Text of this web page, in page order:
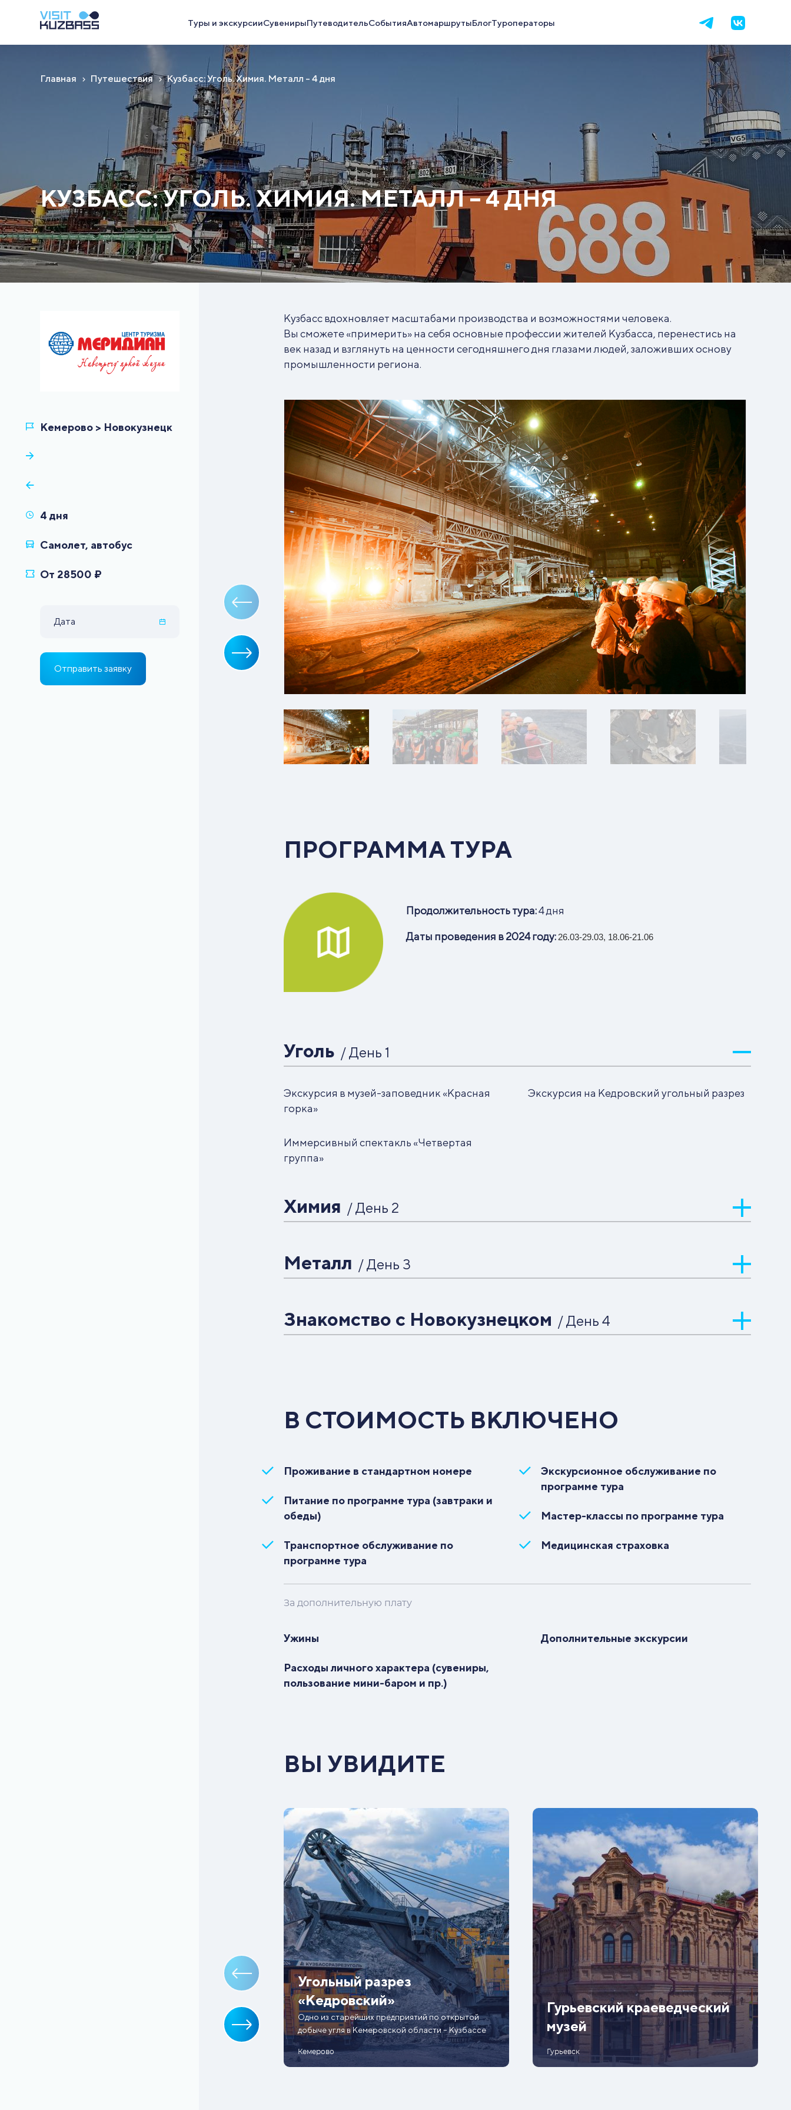
Туры и экскурсииСувенирыПутеводительСобытияАвтомаршрутыБлогТуроператоры
Главная Путешествия Кузбасс: Уголь. Химия. Металл – 4 дня
КУЗБАСС: УГОЛЬ. ХИМИЯ. МЕТАЛЛ – 4 ДНЯ
Дата
Отправить заявку
Кузбасс вдохновляет масштабами производства и возможностями человека.
Вы сможете «примерить» на себя основные профессии жителей Кузбасса, перенестись на
век назад и взглянуть на ценности сегодняшнего дня глазами людей, заложивших основу
промышленности региона.
ПРОГРАММА ТУРА
Продолжительность тура:4 дня
Даты проведения в 2024 году: 26.03-29.03, 18.06-21.06
Уголь / День 1
Экскурсия в музей-заповедник «Красная
горка»
Экскурсия на Кедровский угольный разрез
Иммерсивный спектакль «Четвертая
группа»
Химия / День 2
Металл / День 3
Знакомство с Новокузнецком / День 4
завода к городу-саду»
В СТОИМОСТЬ ВКЛЮЧЕНО
Проживание в стандартном номере
Питание по программе тура (завтраки и
обеды)
Транспортное обслуживание по
программе тура
Экскурсионное обслуживание по
программе тура
Мастер-классы по программе тура
Медицинская страховка
За дополнительную плату
Ужины
Расходы личного характера (сувениры,
пользование мини-баром и пр.)
Дополнительные экскурсии
ВЫ УВИДИТЕ
Угольный разрез
«Кедровский»
Одно из старейших предприятий по открытой
добыче угля в Кемеровской области – Кузбассе
Кемерово
Гурьевский краеведческий
музей
Гурьевск